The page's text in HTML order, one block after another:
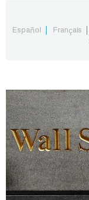
Français
Español